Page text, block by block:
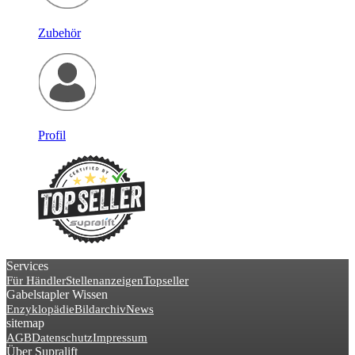
Zubehör
Profil
Services
Für HändlerStellenanzeigenTopseller
Gabelstapler Wissen
EnzyklopädieBildarchivNews
sitemap
AGBDatenschutzImpressum
Über Supralift